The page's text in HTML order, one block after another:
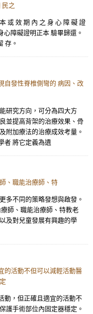
之
或 效 期 內 之 身 心 障 礙 證
障礙證明正本 驗畢歸還。
存。
自發性脊椎側彎的 病因、改
研究方向，可分為四大方
並提高背架的治療效果、骨
附加療法的治療成效考量。
者 將它定義為遺
、職能治療師、特
多不同的策略發想與啟發。
師、職能治療師、特教老
及對兒童發展有興趣的學
的活動不但可以減輕活動醫
動，但正確且適宜的活動不
護手術部位內固定器穩定。